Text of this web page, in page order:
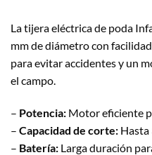
La tijera eléctrica de poda
mm de diámetro con
para evitar accidentes y un
el campo.
– Potencia: Motor eficiente
– Capacidad de corte: Hasta
– Batería: Larga duración